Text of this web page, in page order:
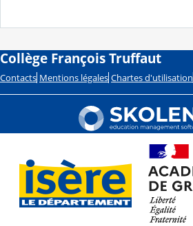
Collège François Truffaut
Contacts Mentions légales Chartes d'utilisation